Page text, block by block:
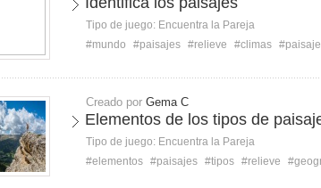
Tipo de juego: Encuentra la Pareja
#mundo
#paisajes #relieve #climas #paisaje
Creado por Gema C
Elementos de los tipos de
Tipo de juego: Encuentra la Pareja
#elementos #paisajes #tipos #relieve